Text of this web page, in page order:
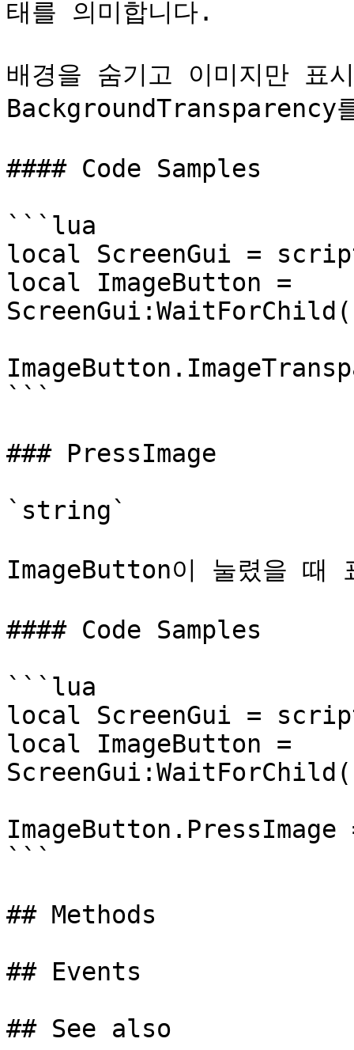
태를 의미합니다.
배경을 숨기고 이미지만 표
BackgroundTransparency
#### Code Samples
```lua
local ScreenGui =
local ImageButton =
```
### PressImage
`string`
ImageButton이 눌렸을 때
#### Code Samples
```lua
local ScreenGui =
local ImageButton =
```
## Methods
## Events
## See also